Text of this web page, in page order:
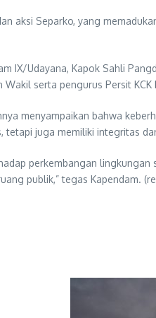
aksi Separko, yang
IX/Udayana, Kapok Sahli
serta pengurus Persit KCK
menyampaikan bahwa
tetapi juga memiliki integritas
perkembangan
publik,” tegas Kapendam.